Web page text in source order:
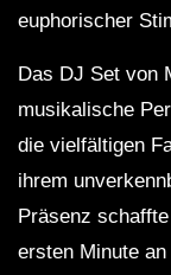
euphorischer
Das DJ Set von
musikalische
die vielfältigen
ihrem
Präsenz
ersten Minute